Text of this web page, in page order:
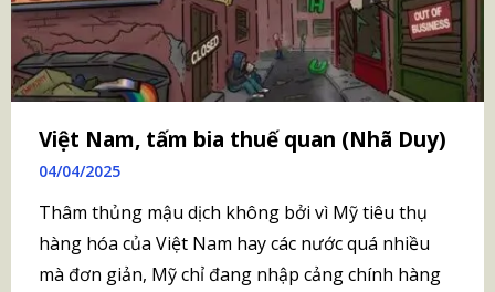
Việt Nam, tấm bia thuế quan (Nhã Duy)
04/04/2025
Thâm thủng mậu dịch không bởi vì Mỹ tiêu thụ
hàng hóa của Việt Nam hay các nước quá nhiều
mà đơn giản, Mỹ chỉ đang nhập cảng chính hàng